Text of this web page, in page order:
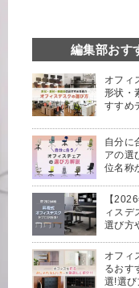
編集部おす
オフィ
形状・
すすめ
自分に
アの選
位名称
【
ィスデ
選び方
オフィ
るおす
選!選